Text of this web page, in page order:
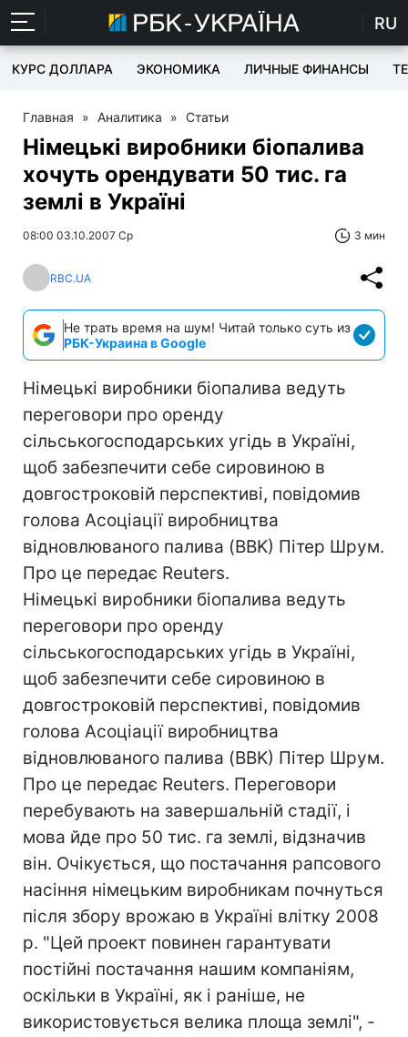
RU
КУРС ДОЛЛАРА ЭКОНОМИКА ЛИЧНЫЕ ФИНАНСЫ
Главная » Аналитика » Статьи
Німецькі виробники біопалива
хочуть орендувати 50 тис. га
землі в Україні
08:00 03.10.2007 Ср 3 мин
RBC.UA
Не трать время на шум! Читай только суть из
РБК-Украина в Google
Німецькі виробники біопалива ведуть
переговори про оренду
сільськогосподарських угідь в Україні,
щоб забезпечити себе сировиною в
довгостроковій перспективі, повідомив
голова Асоціації виробництва
відновлюваного палива (BBK) Пітер Шрум.
Про це передає Reuters.
Німецькі виробники біопалива ведуть
переговори про оренду
сільськогосподарських угідь в Україні,
щоб забезпечити себе сировиною в
довгостроковій перспективі, повідомив
голова Асоціації виробництва
відновлюваного палива (BBK) Пітер Шрум.
Про це передає Reuters. Переговори
перебувають на завершальній стадії, і
мова йде про 50 тис. га землі, відзначив
він. Очікується, що постачання рапсового
насіння німецьким виробникам почнуться
після збору врожаю в Україні влітку 2008
р. "Цей проект повинен гарантувати
постійні постачання нашим компаніям,
оскільки в Україні, як і раніше, не
використовується велика площа землі", -